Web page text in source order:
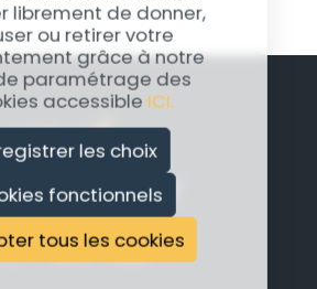
librement de donner,
ou retirer votre
grâce à notre
paramétrage des
accessible ICI.
les choix
fonctionnels
tous les cookies